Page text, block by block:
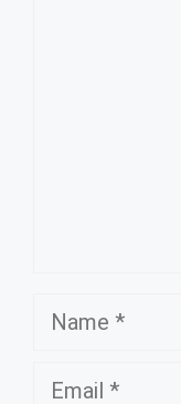
Name
Email